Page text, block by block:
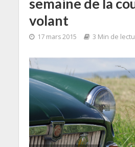
volant
17 mars 2015 3 Min de